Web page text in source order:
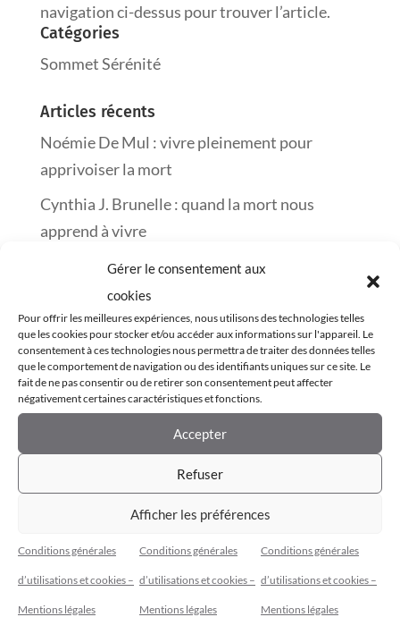
Gérer le consentement aux
cookies
Pour offrir les meilleures expériences, nous utilisons des technologies telles
que les cookies pour stocker et/ou accéder aux informations sur l'appareil. Le
consentement à ces technologies nous permettra de traiter des données telles
que le comportement de navigation ou des identifiants uniques sur ce site. Le
fait de ne pas consentir ou de retirer son consentement peut affecter
négativement certaines caractéristiques et fonctions.
Accepter
Refuser
Afficher les préférences
Conditions générales
d’utilisations et cookies –
Mentions légales
Conditions générales
d’utilisations et cookies –
Mentions légales
Conditions générales
d’utilisations et cookies –
Mentions légales
navigation ci-dessus pour trouver l’article.
Catégories
Sommet Sérénité
Articles récents
Noémie De Mul : vivre pleinement pour
apprivoiser la mort
Cynthia J. Brunelle : quand la mort nous
apprend à vivre
Frédéric Piron : semer l’amour pour traverser
Marie-Josée Guérin : changer sa vie un mot à
la fois
Cybèle Espace Bien-Être